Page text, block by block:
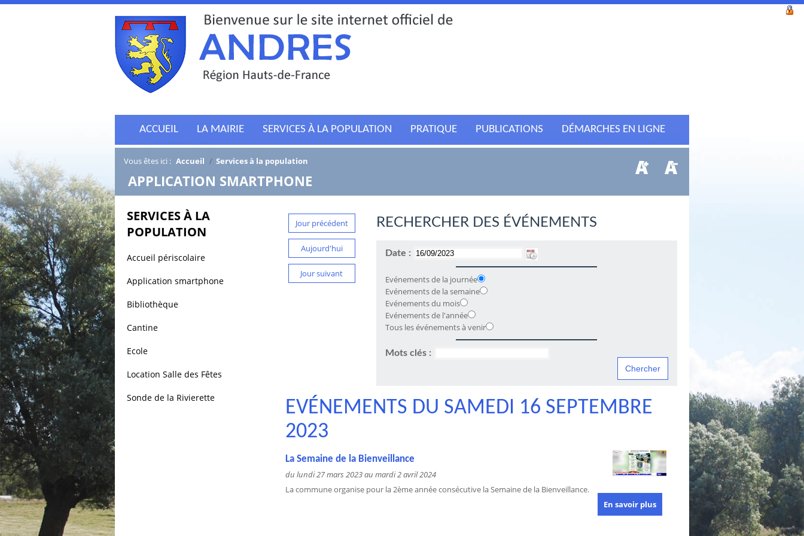
ACCUEIL LA MAIRIE SERVICES À LA POPULATION PRATIQUE PUBLICATIONS DÉMARCHES EN LIGNE
Vous êtes ici : Accueil / Services à la population
APPLICATION SMARTPHONE
SERVICES À LA
POPULATION
Accueil périscolaire
Application smartphone
Bibliothèque
Cantine
Ecole
Location Salle des Fêtes
Sonde de la Rivierette
Jour précédent
Aujourd'hui
Jour suivant
RECHERCHER DES ÉVÉNEMENTS
Date :
Evénements de la journée
Evénements de la semaine
Evénements du mois
Evénements de l'année
Tous les événements à venir
Mots clés :
EVÉNEMENTS DU SAMEDI 16 SEPTEMBRE
2023
La Semaine de la Bienveillance
du lundi 27 mars 2023 au mardi 2 avril 2024
La commune organise pour la 2ème année consécutive la Semaine de la Bienveillance.
En savoir plus